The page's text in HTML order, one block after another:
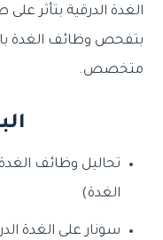
الغدة الدرقية بتأثر
بتفحص وظائف الغدة
متخصص.
تحاليل وظائف الغدة
الغدة)
سونار على الغدة